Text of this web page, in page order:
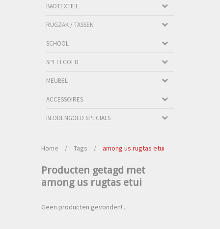
BADTEXTIEL
RUGZAK / TASSEN
SCHOOL
SPEELGOED
MEUBEL
ACCESSOIRES
BEDDENGOED SPECIALS
Home / Tags / among us rugtas etui
Producten getagd met
among us rugtas etui
Geen producten gevonden!...